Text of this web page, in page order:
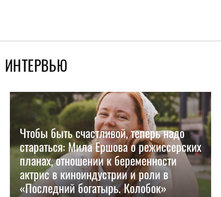
ИНТЕРВЬЮ
Чтобы быть счастливой, теперь надо
стараться: Мила Ершова о режиссерских
планах, отношении к беременности
актрис в киноиндустрии и роли в
«Последний богатырь. Колобок»